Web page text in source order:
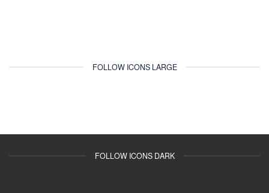
FOLLOW ICONS LARGE
FOLLOW ICONS DARK